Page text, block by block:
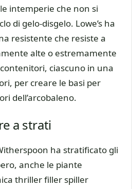
intemperie che non si
di gelo-disgelo. Lowe’s ha
resistente che resiste a
alte o estremamente
ciascuno in una
per creare le basi per
dell’arcobaleno.
a strati
ha stratificato gli
anche le piante
thriller filler spiller